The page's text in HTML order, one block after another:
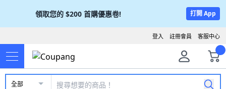
領取您的 $200 首購優惠卷! 打開 App
客服中心
註冊會員
登入
全部